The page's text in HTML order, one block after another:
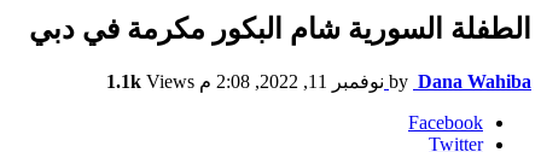
الطفلة السورية شام البكور مكرمة في دبي
by Dana Wahiba نوفمبر 11, 2022, 2:08 م 1.1k Views
Facebook
Twitter